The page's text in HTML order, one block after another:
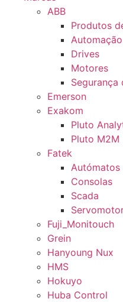
ABB
Produtos
Automação
Drives
Motores
Segurança
Emerson
Exakom
Pluto
Pluto M2M
Fatek
Autómatos
Consolas
Scada
Fuji_Monitouch
Grein
Hanyoung Nux
HMS
Hokuyo
Huba Control